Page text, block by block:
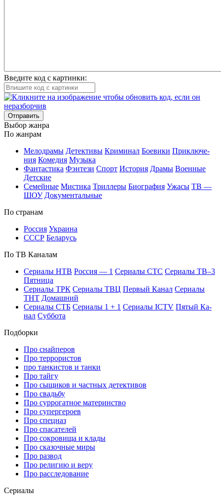
Введите код с картинки:
Отправить
Вы­бор жан­ра
По жан­рам
Ме­ло­дра­мы Де­тек­ти­вы Кри­ми­нал Бое­ви­ки При­клю­че­
ния Ко­ме­дия Му­зы­ка
Фан­та­сти­ка Фэн­те­зи Спорт Ис­то­рия Дра­мы Во­ен­ные
Дет­ские
Се­мей­ные Мис­ти­ка Трил­ле­ры Био­гра­фия Ужа­сы ТВ —
ШОУ До­ку­мен­таль­ные
По стра­нам
Рос­сия Ук­раи­на
СССР Бе­ла­русь
По ТВ Ка­на­лам
Се­риа­лы НТВ Рос­сия — 1 Се­риа­лы СТС Се­риа­лы ТВ–3
Пят­ни­ца
Се­риа­лы ТРК Се­риа­лы ТВЦ Пер­вый Ка­нал Се­риа­лы
ТНТ До­маш­ний
Се­риа­лы СТБ Се­риа­лы 1 + 1 Се­риа­лы ICTV Пя­тый Ка­
нал Суб­бо­та
Подборки
Про снайперов
Про террористов
про танкистов и танки
Про тайгу
Про сыщиков и частных детективов
Про свадьбу
Про суррогатное материнство
Про супергероев
Про спецназ
Про спасателей
Про сокровища и клады
Про сказочные миры
Про развод
Про религию и веру
Про расследование
Се­риа­лы